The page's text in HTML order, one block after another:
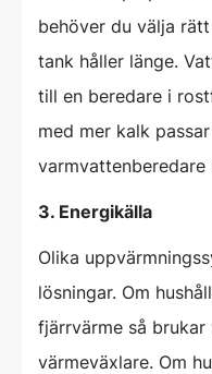
behöver du välja
tank håller länge.
till en beredare i
med mer kalk
varmvattenberedare
3. Energikälla
Olika
lösningar. Om
fjärrvärme så brukar
värmeväxlare. Om